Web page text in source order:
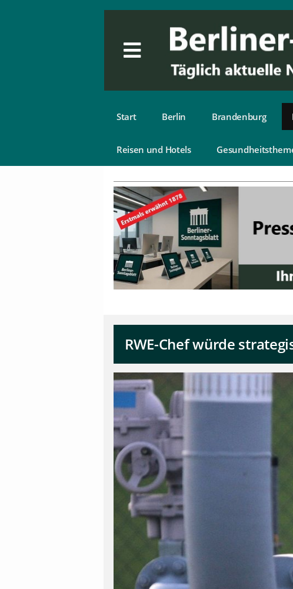
Start Berlin Brandenburg
Reisen und Hotels
RWE-Chef würde